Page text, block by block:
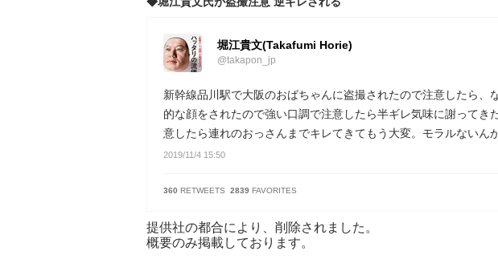
堀江貴文(Takafumi Horie)
@takapon_jp
新幹線品川駅で大阪のおばちゃんに盗撮されたので注意したら、
的な顔をされたので強い口調で注意したら半ギレ気味に謝ってき
意したら連れのおっさんまでキレてきてもう大変。モラルないん
2019/11/4 15:50
360 RETWEETS 2839 FAVORITES
提供社の都合により、削除されました。
概要のみ掲載しております。